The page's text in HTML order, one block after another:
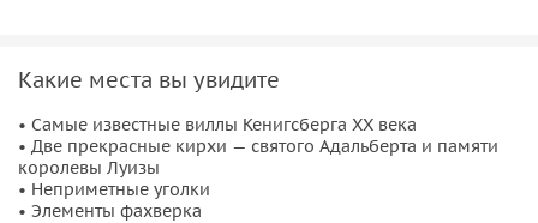
Какие места вы увидите
• Самые известные виллы Кенигсберга ХХ века
• Две прекрасные кирхи — святого Адальберта и памяти
королевы Луизы
• Неприметные уголки
• Элементы фахверка